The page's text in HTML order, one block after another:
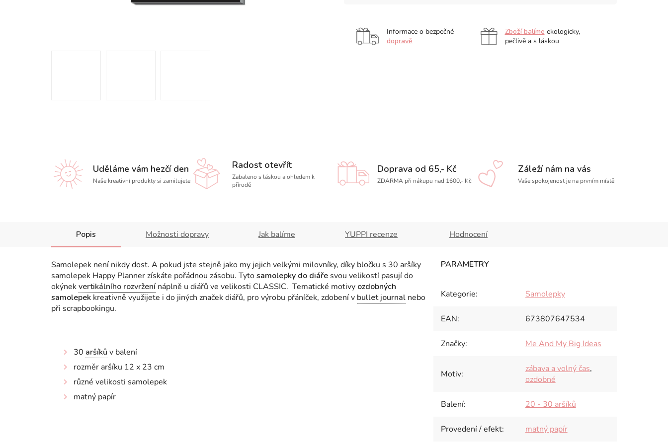
Informace o bezpečné
dopravě
Zboží balíme ekologicky,
pečlivě a s láskou
Uděláme vám hezčí den
Naše kreativní produkty si zamilujete
Radost otevřít
Zabaleno s láskou a ohledem k
přírodě
Doprava od 65,- Kč
ZDARMA při nákupu nad 1600,- Kč
Záleží nám na vás
Vaše spokojenost je na prvním místě
Popis Možnosti dopravy Jak balíme YUPPI recenze Hodnocení
Samolepek není nikdy dost. A pokud jste stejně jako my jejich velkými milovníky, díky bločku s 30 aršíky
samolepek Happy Planner získáte pořádnou zásobu. Tytosamolepky do diáře svou velikostí pasují do
okýnekvertikálního rozvrženínáplně u diářů ve velikosti CLASSIC. Tematické motivy ozdobných
samolepek kreativně využijete i do jiných značek diářů, pro výrobu přáníček, zdobení v bullet journal nebo
při scrapbookingu.
30 aršíků v balení
rozměr aršíku 12 x 23 cm
různé velikosti samolepek
matný papír
Kategorie: Samolepky
EAN: 673807647534
Značky: Me And My Big Ideas
Motiv: zábava a volný čas,
ozdobné
Balení: 20 - 30 aršíků
Provedení / efekt: matný papír